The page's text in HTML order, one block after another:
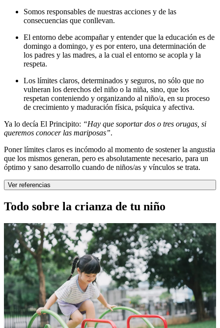
Somos responsables de nuestras acciones y de las
consecuencias que conllevan.
El entorno debe acompañar y entender que la educación es de
domingo a domingo, y es por entero, una determinación de
los padres y las madres, a la cual el entorno se acopla y la
respeta.
Los límites claros, determinados y seguros, no sólo que no
vulneran los derechos del niño o la niña, sino, que los
respetan conteniendo y organizando al niño/a, en su proceso
de crecimiento y maduración física, psíquica y afectiva.
Ya lo decía El Principito: “Hay que soportar dos o tres orugas, si
queremos conocer las mariposas”.
Poner límites claros es incómodo al momento de sostener la angustia
que los mismos generan, pero es absolutamente necesario, para un
óptimo y sano desarrollo cuando de niños/as y vínculos se trata.
Ver referencias
Todo sobre la crianza de tu niño